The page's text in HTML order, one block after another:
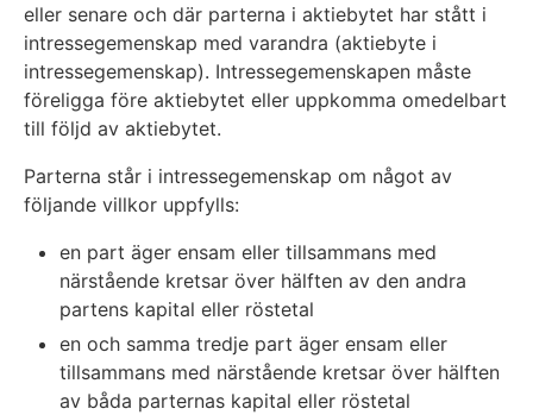
eller senare och där parterna i aktiebytet har stått i
intressegemenskap med varandra (aktiebyte i
intressegemenskap). Intressegemenskapen måste
föreligga före aktiebytet eller uppkomma omedelbart
till följd av aktiebytet.
Parterna står i intressegemenskap om något av
följande villkor uppfylls:
en part äger ensam eller tillsammans med
närstående kretsar över hälften av den andra
partens kapital eller röstetal
en och samma tredje part äger ensam eller
tillsammans med närstående kretsar över hälften
av båda parternas kapital eller röstetal